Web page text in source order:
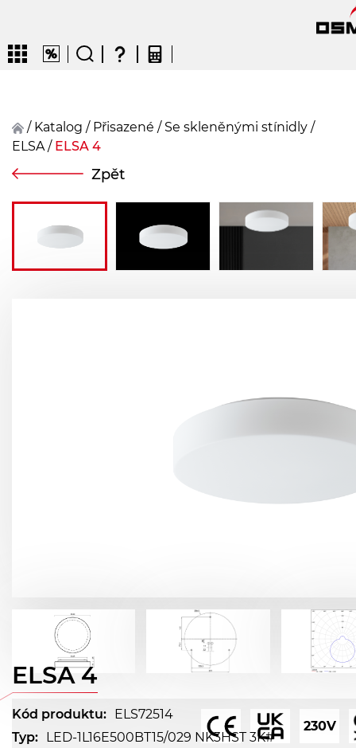
CZENDEFRFIN
/ Katalog / přisazené / Se skleněnými stínidly /
ELSA/ ELSA 4
Zpět
ELSA 4
Kód produktu: ELS72514
Typ: LED-1L16E500BT15/029 NK3HST 3K#
230V